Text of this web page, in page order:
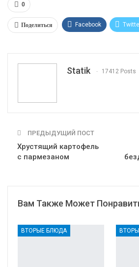
0
Поделиться Facebook
Statik 17412 Posts
ПРЕДЫДУЩИЙ ПОСТ
Хрустящий картофель
с пармезаном
Вам Также Может
ВТОРЫЕ БЛЮДА